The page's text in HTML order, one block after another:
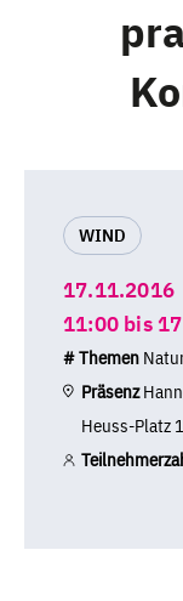
WIND
17.11.2016
11:00 bis
# Themen
Präsenz
Heuss-Platz